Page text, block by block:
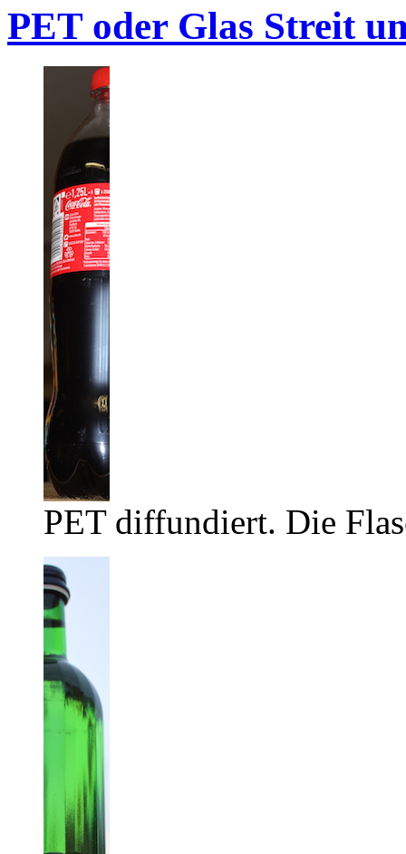
PET oder Glas Streit
PET diffundiert. Die